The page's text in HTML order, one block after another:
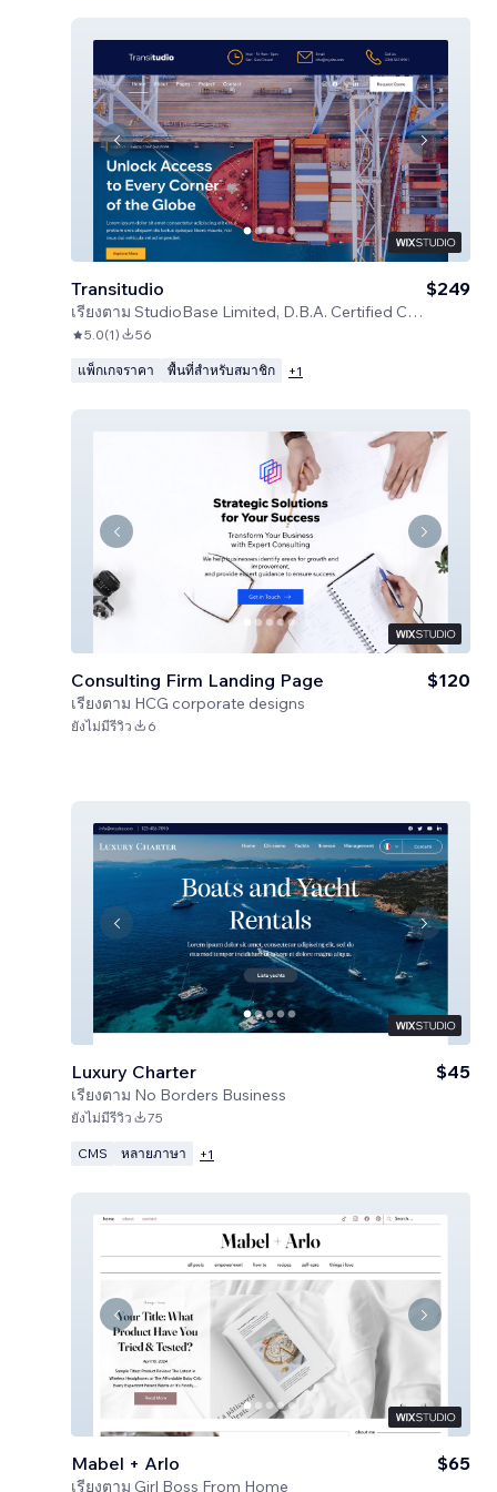
Transitudio
เรียงตาม StudioBase Limited, D.B.A. Certified Code
$249
5.0(1) 56
แพ็กเกจราคา พื้นที่สำหรับสมาชิก +1
Consulting Firm Landing Page
เรียงตาม HCG corporate designs
$120
ยังไม่มีรีวิว 6
Luxury Charter
เรียงตาม No Borders Business
$45
ยังไม่มีรีวิว 75
CMS หลายภาษา +1
Mabel + Arlo
เรียงตาม Girl Boss From Home
$65